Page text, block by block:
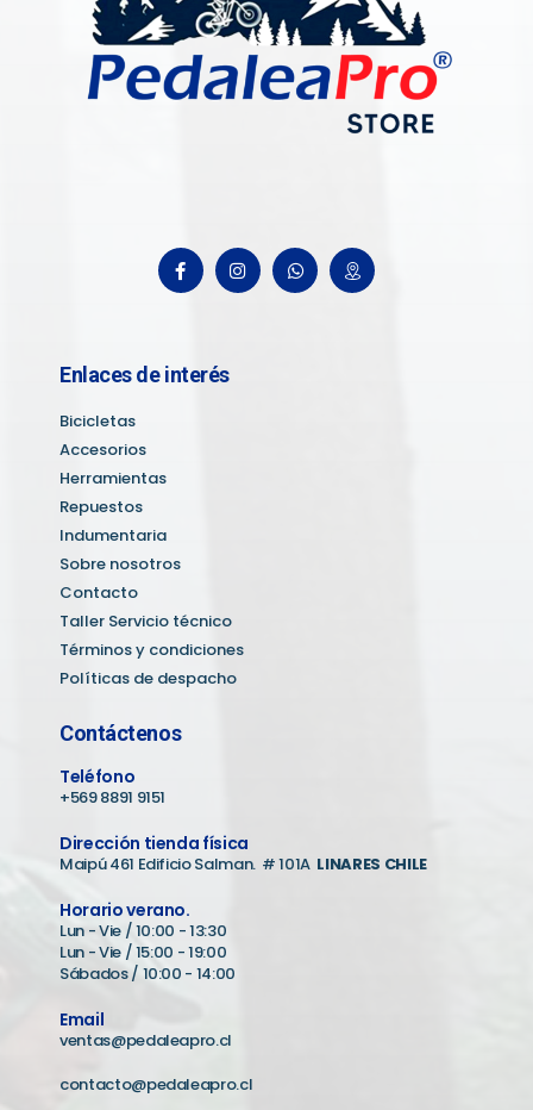
Enlaces de interés
Bicicletas
Accesorios
Herramientas
Repuestos
Indumentaria
Sobre nosotros
Contacto
Taller Servicio técnico
Términos y condiciones
Políticas de despacho
Contáctenos
Teléfono
+569 8891 9151
Dirección tienda física
Maipú 461 Edificio Salman. # 101A LINARES CHILE
Horario verano.
Lun - Vie / 10:00 - 13:30
Lun - Vie / 15:00 - 19:00
Sábados / 10:00 - 14:00
Email
ventas@pedaleapro.cl
contacto@pedaleapro.cl